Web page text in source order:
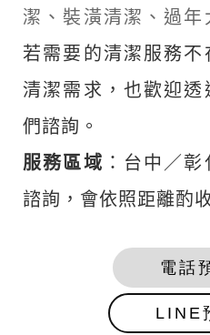
潔、 裝潢清潔、 過年
若需要的清潔服務
清潔需求，也歡迎
們諮詢。
服務區域 ：台中／
諮詢，會依照距離酌
電話
LINE